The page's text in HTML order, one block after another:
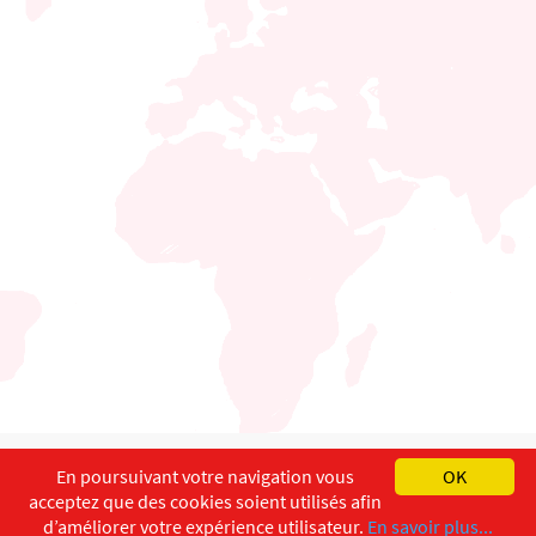
English Français
Copyright ©ISEC-AdW Impressum
OK
En poursuivant votre navigation vous
acceptez que des cookies soient utilisés afin
d’améliorer votre expérience utilisateur. En savoir plus...